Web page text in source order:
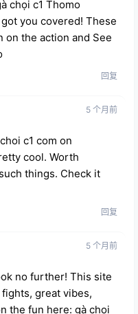
chọi c1 Thomo
you covered! These
on the action and See
回复
5 个月前
c1 com on
cool. Worth
things. Check it
回复
5 个月前
no further! This site
great vibes,
the fun here: gà chọi